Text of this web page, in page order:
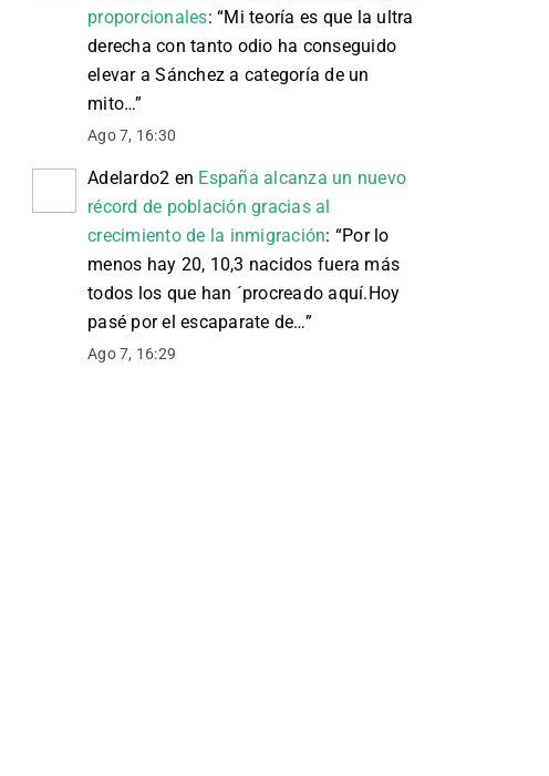
proporcionales: “Mi teoría es que la ultra
derecha con tanto odio ha conseguido
elevar a Sánchez a categoría de un
mito…”
Ago 7, 16:30
Adelardo2 en España alcanza un nuevo
récord de población gracias al
crecimiento de la inmigración: “Por lo
menos hay 20, 10,3 nacidos fuera más
todos los que han ´procreado aquí.Hoy
pasé por el escaparate de…”
Ago 7, 16:29